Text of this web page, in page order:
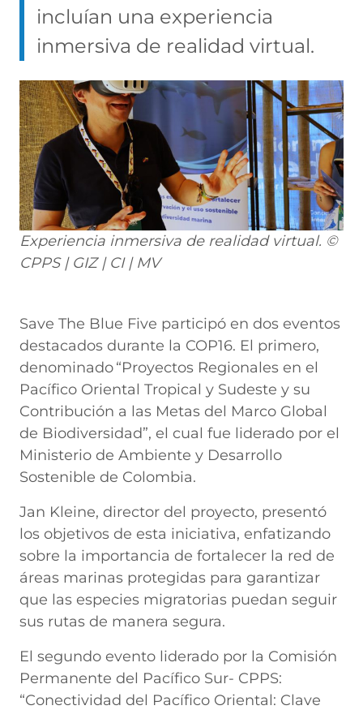
incluían una experiencia
inmersiva de realidad virtual.
Experiencia inmersiva de realidad virtual. ©
CPPS | GIZ | CI | MV
Save The Blue Five participó en dos eventos
destacados durante la COP16. El primero,
denominado “Proyectos Regionales en el
Pacífico Oriental Tropical y Sudeste y su
Contribución a las Metas del Marco Global
de Biodiversidad”, el cual fue liderado por el
Ministerio de Ambiente y Desarrollo
Sostenible de Colombia.
Jan Kleine, director del proyecto, presentó
los objetivos de esta iniciativa, enfatizando
sobre la importancia de fortalecer la red de
áreas marinas protegidas para garantizar
que las especies migratorias puedan seguir
sus rutas de manera segura.
El segundo evento liderado por la Comisión
Permanente del Pacífico Sur- CPPS:
“Conectividad del Pacífico Oriental: Clave